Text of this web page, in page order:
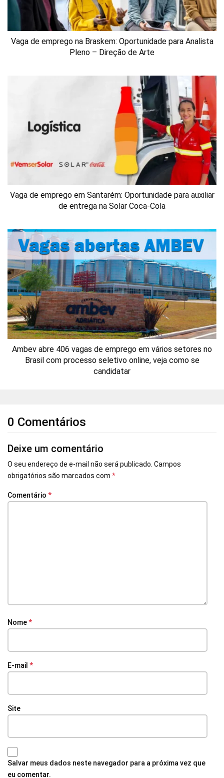
Vaga de emprego na Braskem: Oportunidade para Analista
Pleno – Direção de Arte
Vaga de emprego em Santarém: Oportunidade para auxiliar
de entrega na Solar Coca-Cola
Ambev abre 406 vagas de emprego em vários setores no
Brasil com processo seletivo online, veja como se
candidatar
0 Comentários
Deixe um comentário
O seu endereço de e-mail não será publicado. Campos
obrigatórios são marcados com *
Comentário *
Nome*
E-mail *
Site
Salvar meus dados neste navegador para a próxima vez que
eu comentar.